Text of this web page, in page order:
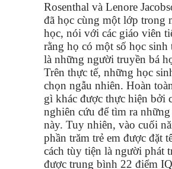
Rosenthal và Lenore
đã học cùng một lớp trong
học, nói với các giáo viên
rằng họ có một số học sinh
là những người truyền bá
Trên thực tế, những học
chọn ngẫu nhiên. Hoàn
gì khác được thực hiện bởi
nghiên cứu để tìm ra những
này. Tuy nhiên, vào cuối
phần trăm trẻ em được đặt
cách tùy tiện là người phát
được trung bình 22 điểm